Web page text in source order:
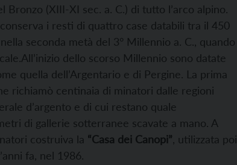
(XIII-XI sec. a. C.) di tutto l’arco alpino.
i resti di quattro case databili tra il 450
seconda metà del 3° Millennio a. C., quando
dello scorso Millennio sono datate
quella dell’Argentario e di Pergine. La prima
richiamò centinaia di minatori dalle regioni
d’argento e di cui restano quale
di gallerie sotterranee scavate a mano. A
costruiva la “Casa dei Canopi” , utilizzata poi
fa, nel 1986.